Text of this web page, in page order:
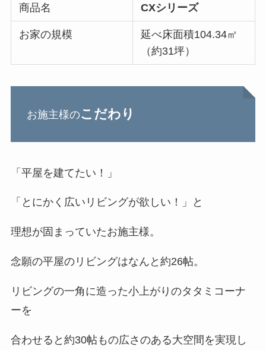
商品名 CXシリーズ
お家の規模
延べ床面積104.34㎡
（約31坪）
お施主様のこだわり
「平屋を建てたい！」
「とにかく広いリビングが欲しい！」と
理想が固まっていたお施主様。
念願の平屋のリビングはなんと約26帖。
リビングの一角に造った小上がりのタタミコーナ
ーを
合わせると約30帖もの広さのある大空間を実現し